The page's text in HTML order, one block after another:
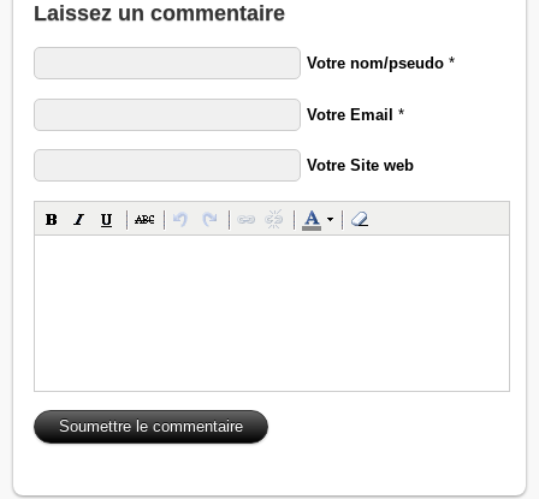
Laissez un commentaire
Votre nom/pseudo *
Votre Email *
Votre Site web